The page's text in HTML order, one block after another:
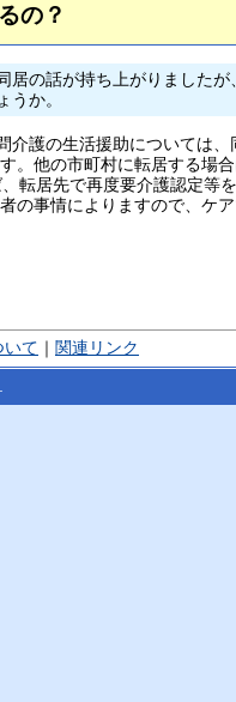
の？
居の話が持ち上がりましたが
うか。
介護の生活援助については、
。他の市町村に転居する場
転居先で再度要介護認定等
の事情によりますので、ケ
いて 関連リンク